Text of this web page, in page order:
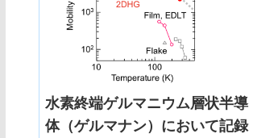
水素終端ゲルマニウム層状半導
体（ゲルマナン）において記録